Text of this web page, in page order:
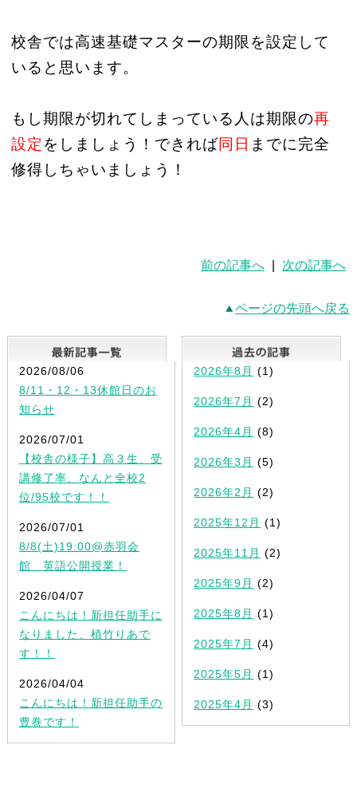
校舎では高速基礎マスターの期限を設定して
いると思います。
もし期限が切れてしまっている人は期限の再
設定 をしましょう！できれば同日 までに完全
修得しちゃいましょう！
前の記事へ 次の記事へ
ページの先頭へ戻る
最新記事一覧
2026/08/06
8/11・12・13休館日のお
知らせ
2026/07/01
【校舎の様子】高３生、受
講修了率、なんと全校2
位/95校です！！
2026/07/01
8/8(土)19:00@赤羽会
館 英語公開授業！
2026/04/07
こんにちは！新担任助手に
なりました、植竹りあで
す！！
2026/04/04
こんにちは！新担任助手の
豊巻です！
2026年8月 (1)
2026年7月 (2)
2026年4月 (8)
2026年3月 (5)
2026年2月 (2)
2025年12月 (1)
2025年11月 (2)
2025年9月 (2)
2025年8月 (1)
2025年7月 (4)
2025年5月 (1)
2025年4月 (3)